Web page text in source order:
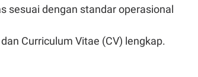
sesuai dengan standar operasional
Curriculum Vitae (CV) lengkap.